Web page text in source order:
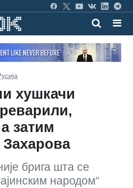
хушкачи
затим
Захарова
брига шта се
народом“